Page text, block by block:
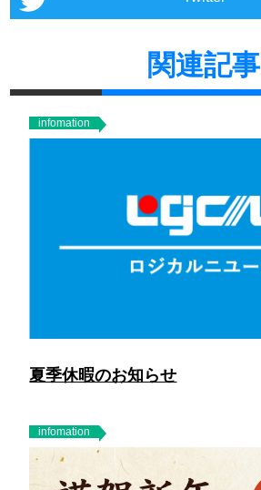
関連記事
infomation
夏季休暇のお知らせ
infomation